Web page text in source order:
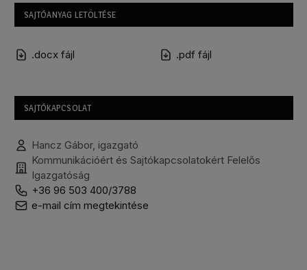
SAJTÓANYAG LETÖLTÉSE
.docx fájl .pdf fájl
SAJTÓKAPCSOLAT
Hancz Gábor, igazgató
Kommunikációért és Sajtókapcsolatokért Felelős
Igazgatóság
+36 96 503 400/3788
e-mail cím megtekintése